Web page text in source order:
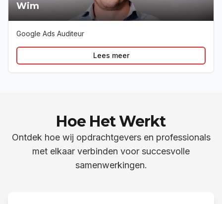
Wim
Google Ads Auditeur
Lees meer
Hoe Het Werkt
Ontdek hoe wij opdrachtgevers en professionals
met elkaar verbinden voor succesvolle
samenwerkingen.